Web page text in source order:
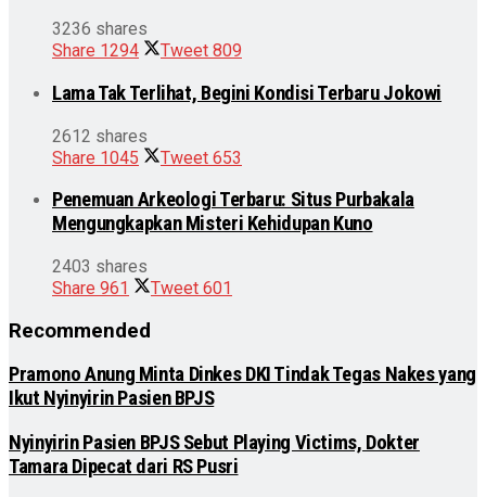
3236 shares
Share 1294 Tweet 809
Lama Tak Terlihat, Begini Kondisi Terbaru Jokowi
2612 shares
Share 1045 Tweet 653
Penemuan Arkeologi Terbaru: Situs Purbakala
Mengungkapkan Misteri Kehidupan Kuno
2403 shares
Share 961 Tweet 601
Recommended
Pramono Anung Minta Dinkes DKI Tindak Tegas Nakes yang
Ikut Nyinyirin Pasien BPJS
Nyinyirin Pasien BPJS Sebut Playing Victims, Dokter
Tamara Dipecat dari RS Pusri